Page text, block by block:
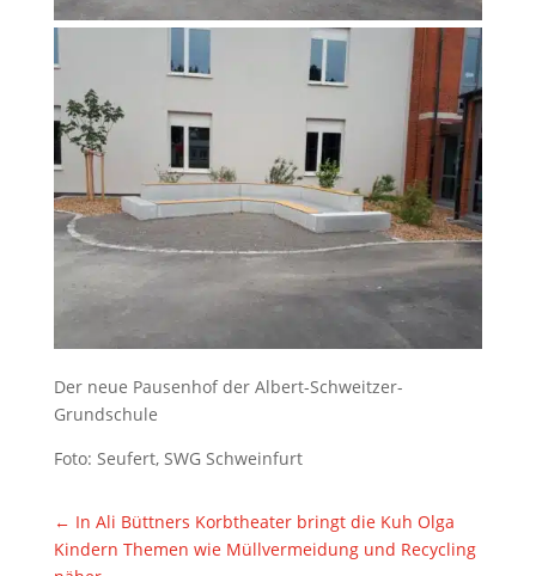
Der neue Pausenhof der Albert-Schweitzer-
Grundschule
Foto: Seufert, SWG Schweinfurt
← In Ali Büttners Korbtheater bringt die Kuh Olga
Kindern Themen wie Müllvermeidung und Recycling